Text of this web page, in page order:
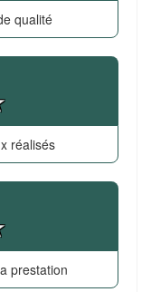
qualité
réalisés
prestation